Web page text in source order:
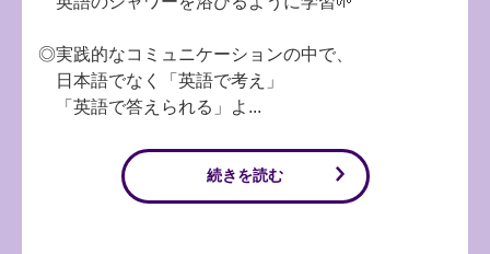
◎実践的なコミュニケーションの中で、
日本語でなく「英語で考え」
「英語で答えられる」よ...
続きを読む